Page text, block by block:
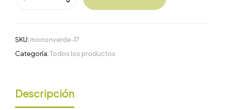
SKU: morronverde-17
Categoría:Todos los productos
Descripción